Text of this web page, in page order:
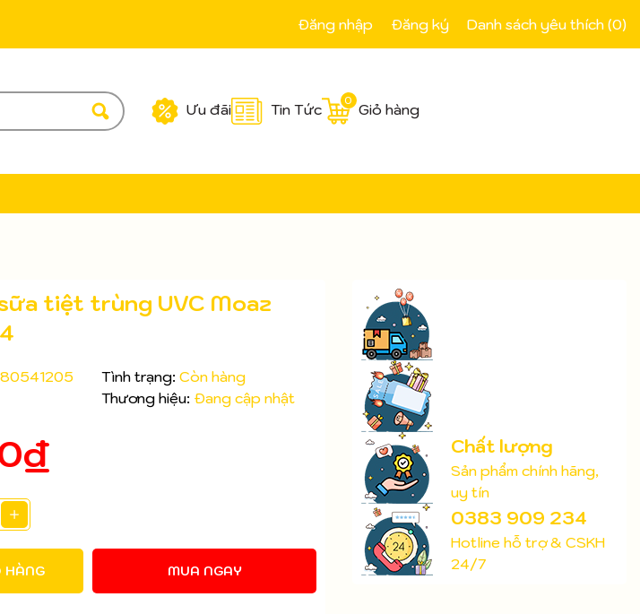
Đăng nhập Đăng ký Danh sách yêu thích (0)
Ưu đãi Tin Tức Giỏ hàng
0
tiệt trùng UVC Moaz
Tình trạng: Còn hàng
Thương hiệu: Đang cập nhật
HÀNG MUA NGAY
Chất lượng
Sản phẩm chính hãng,
uy tín
0383 909 234
Hotline hỗ trợ & CSKH
24/7